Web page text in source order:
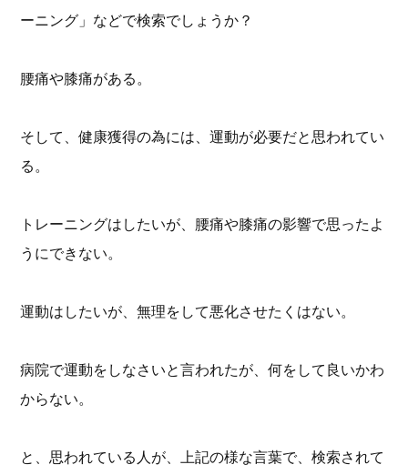
ーニング」などで検索でしょうか？
腰痛や膝痛がある。
そして、健康獲得の為には、運動が必要だと思われてい
る。
トレーニングはしたいが、腰痛や膝痛の影響で思ったよ
うにできない。
運動はしたいが、無理をして悪化させたくはない。
病院で運動をしなさいと言われたが、何をして良いかわ
からない。
と、思われている人が、上記の様な言葉で、検索されて